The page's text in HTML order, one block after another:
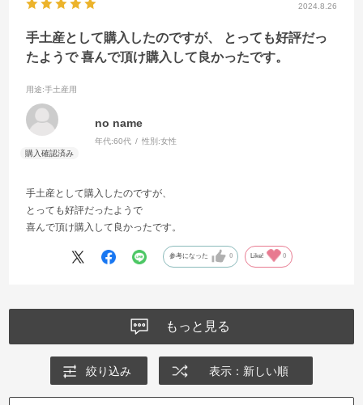
2024.8.26
手土産として購入したのですが、 とっても好評だっ
たようで 喜んで頂け購入して良かったです。
用途:手土産用
no name
年代:60代 性別:女性
手土産として購入したのですが、
とっても好評だったようで
喜んで頂け購入して良かったです。
参考になった 0 Like! 0
もっと見る
絞り込み 表示：新しい順